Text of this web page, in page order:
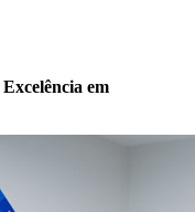
Excelência em